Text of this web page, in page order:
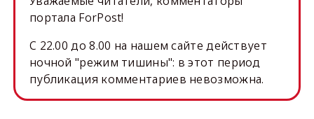
портала ForPost!
C 22.00 до 8.00 на нашем сайте действует
ночной "режим тишины": в этот период
публикация комментариев невозможна.